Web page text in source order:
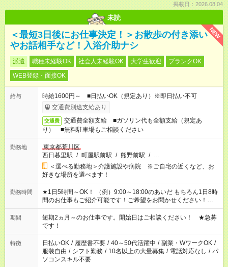
掲載日：2026.08.04
未読
NEW
＜最短3日後にお仕事決定！＞お散歩の付き添い
やお話相手など！入浴介助ナシ
派遣 職種未経験OK 社会人未経験OK 大学生歓迎
ブランクOK
WEB登録・面接OK
給与
時給1600円～ ■日払いOK（規定あり）※即日払い不可
交通費別途支給あり
交通費
交通費全額支給 ■ガソリン代も全額支給（規定あ
り） ■無料駐車場もご相談ください
勤務地
東京都荒川区
西日暮里駅 / 町屋駅前駅 / 熊野前駅 / …
＜選べる勤務地＞介護施設や病院 ※ご自宅の近くなど、お
好きな場所を選べます！
勤務時間
★1日5時間～OK！ （例）9:00～18:00のあいだ もちろん1日8時
間のお仕事もご紹介可能です！ご希望をお聞かせください！★家
庭の都合でお休みが必要な場合も遠慮なくご相談ください。 ※
週最低15時間以上の勤務が必要です
期間
短期2ヵ月～のお仕事です。開始日はご相談ください！ ★急募
です！
特徴 日払いOK / 履歴書不要 / 40～50代活躍中 / 副業・WワークOK /
服装自由 / シフト勤務 / 10名以上の大量募集 / 電話対応なし / パ
ソコンスキル不要